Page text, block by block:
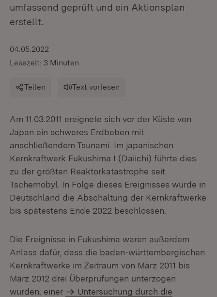
umfassend geprüft und ein Aktionsplan
erstellt.
04.05.2022
Lesezeit: 3 Minuten
Teilen Text vorlesen
Am 11.03.2011 ereignete sich vor der Küste von
Japan ein schweres Erdbeben mit
anschließendem Tsunami. Im japanischen
Kernkraftwerk Fukushima I (Daiichi) führte dies
zu der größten Reaktorkatastrophe seit
Tschernobyl. In Folge dieses Ereignisses wurde in
Deutschland die Abschaltung der Kernkraftwerke
bis spätestens Ende 2022 beschlossen.
Die Ereignisse in Fukushima waren außerdem
Anlass dafür, dass die baden-württembergischen
Kernkraftwerke im Zeitraum von März 2011 bis
März 2012 drei Überprüfungen unterzogen
wurden: einer
Untersuchung durch die